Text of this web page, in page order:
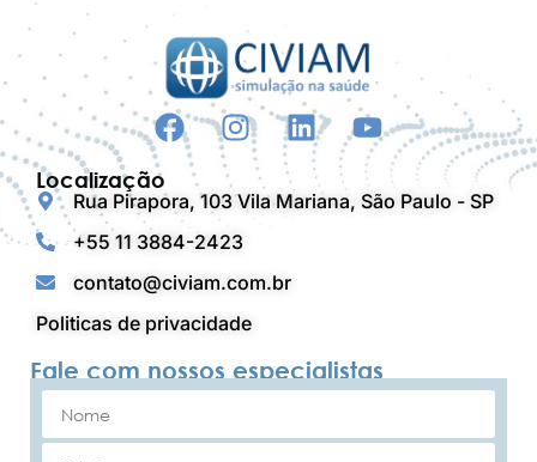
Localização
Rua Pirapora, 103 Vila Mariana, São Paulo - SP
+55 11 3884-2423
contato@civiam.com.br
Politicas de privacidade
Fale com nossos especialistas